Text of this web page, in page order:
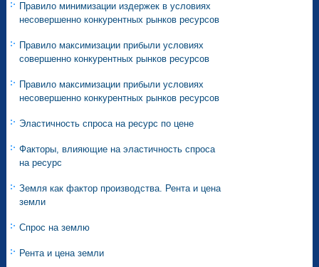
Правило минимизации издержек в условиях
несовершенно конкурентных рынков ресурсов
Правило максимизации прибыли условиях
совершенно конкурентных рынков ресурсов
Правило максимизации прибыли условиях
несовершенно конкурентных рынков ресурсов
Эластичность спроса на ресурс по цене
Факторы, влияющие на эластичность спроса
на ресурс
Земля как фактор производства. Рента и цена
земли
Спрос на землю
Рента и цена земли